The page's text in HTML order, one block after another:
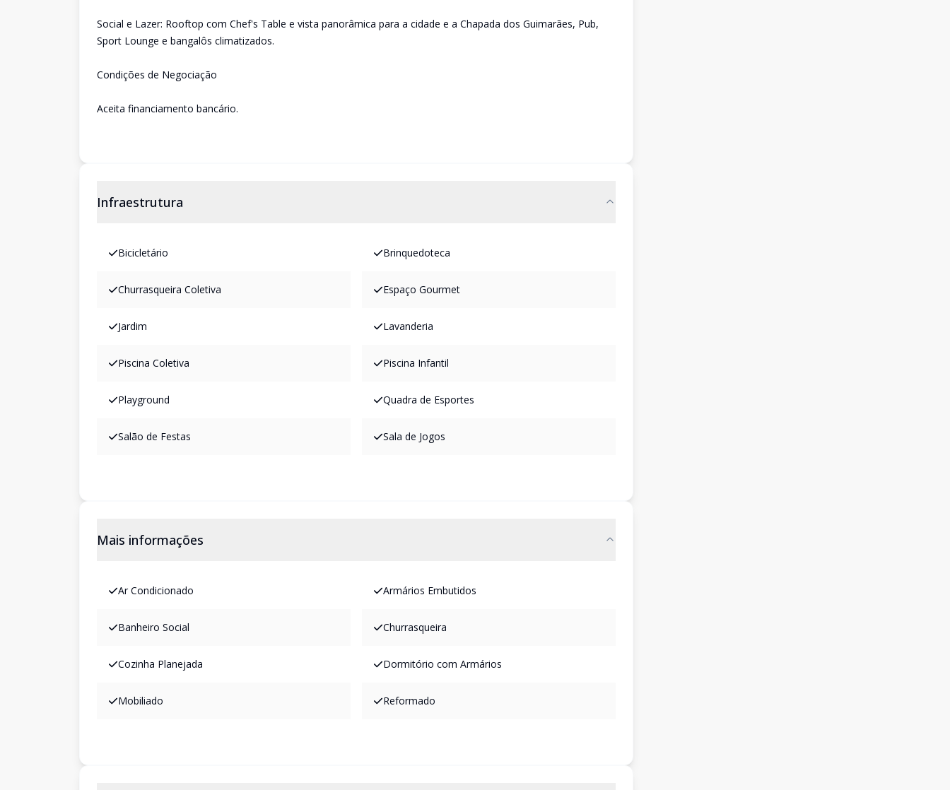
Social e Lazer: Rooftop com Chef's Table e vista panorâmica para a cidade e a Chapada dos Guimarães, Pub,
Sport Lounge e bangalôs climatizados.
Condições de Negociação
Aceita financiamento bancário.
Infraestrutura
Bicicletário Brinquedoteca
Churrasqueira Coletiva Espaço Gourmet
Jardim Lavanderia
Piscina Coletiva Piscina Infantil
Playground Quadra de Esportes
Salão de Festas Sala de Jogos
Mais informações
Ar Condicionado Armários Embutidos
Banheiro Social Churrasqueira
Cozinha Planejada Dormitório com Armários
Mobiliado Reformado